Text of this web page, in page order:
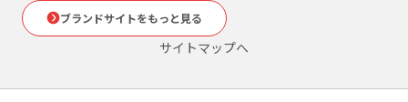
ブランドサイトをもっと見る
サイトマップへ